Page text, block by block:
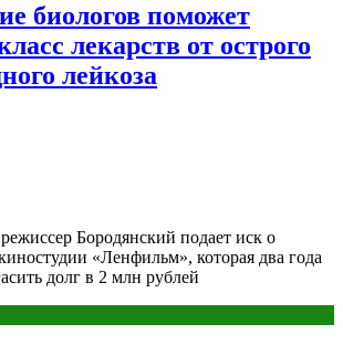
биологов поможет
лекарств от острого
лейкоза
Бородянский подает иск о
«Ленфильм», которая два года
долг в 2 млн рублей